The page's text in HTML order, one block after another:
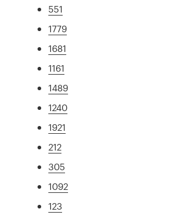
551
1779
1681
1161
1489
1240
1921
212
305
1092
123